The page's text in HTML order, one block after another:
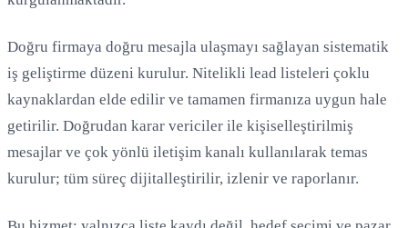
Doğru firmaya doğru mesajla ulaşmayı sağlayan sistematik
iş geliştirme düzeni kurulur. Nitelikli lead listeleri çoklu
kaynaklardan elde edilir ve tamamen firmanıza uygun hale
getirilir. Doğrudan karar vericiler ile kişiselleştirilmiş
mesajlar ve çok yönlü iletişim kanalı kullanılarak temas
kurulur; tüm süreç dijitalleştirilir, izlenir ve raporlanır.